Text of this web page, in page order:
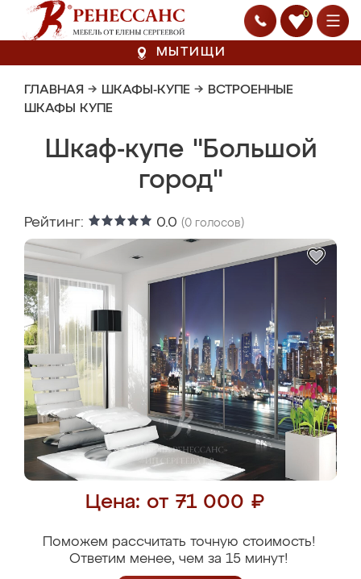
0
МЫТИЩИ
ГЛАВНАЯ → ШКАФЫ-КУПЕ → ВСТРОЕННЫЕ
ШКАФЫ КУПЕ
Шкаф-купе "Большой
город"
Рейтинг: 0.0 (0 голосов)
Цена: от 71 000 ₽
Поможем рассчитать точную стоимость!
Ответим менее, чем за 15 минут!